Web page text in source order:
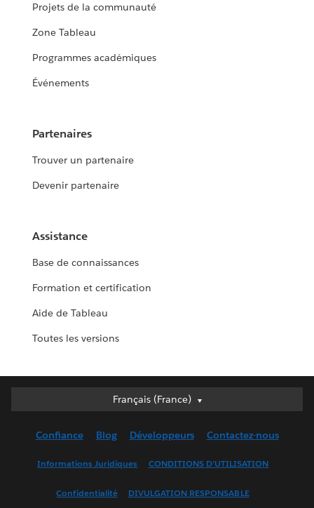
Projets de la communauté
Zone Tableau
Programmes académiques
Événements
Partenaires
Trouver un partenaire
Devenir partenaire
Assistance
Base de connaissances
Formation et certification
Aide de Tableau
Toutes les versions
Français (France)
Français (France)
English (UK)
Français (Canada)
Confiance Blog Développeurs Contactez-nous
Informations Juridiques CONDITIONS D'UTILISATION
Confidentialité DIVULGATION RESPONSABLE